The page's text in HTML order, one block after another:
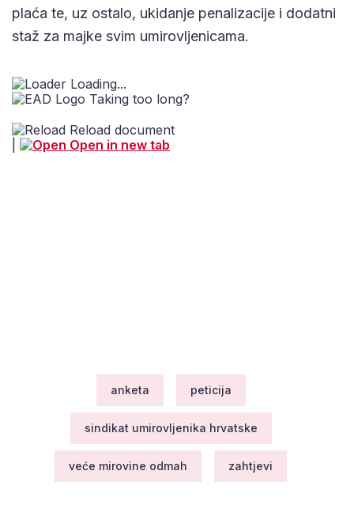
plaća te, uz ostalo, ukidanje penalizacije i dodatni
staž za majke svim umirovljenicama.
Loading...
Taking too long?
Reload document
Open in new tab
anketa peticija
sindikat umirovljenika hrvatske
veće mirovine odmah zahtjevi